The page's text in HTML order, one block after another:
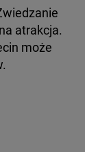
atrakcja.
może